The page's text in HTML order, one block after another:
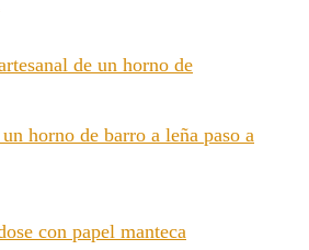
horno de barro a leña paso a